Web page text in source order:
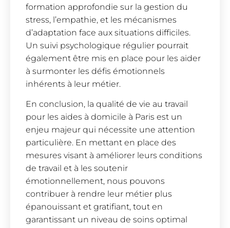
formation approfondie sur la gestion du
stress, l’empathie, et les mécanismes
d’adaptation face aux situations difficiles.
Un suivi psychologique régulier pourrait
également être mis en place pour les aider
à surmonter les défis émotionnels
inhérents à leur métier.
En conclusion, la qualité de vie au travail
pour les aides à domicile à Paris est un
enjeu majeur qui nécessite une attention
particulière. En mettant en place des
mesures visant à améliorer leurs conditions
de travail et à les soutenir
émotionnellement, nous pouvons
contribuer à rendre leur métier plus
épanouissant et gratifiant, tout en
garantissant un niveau de soins optimal